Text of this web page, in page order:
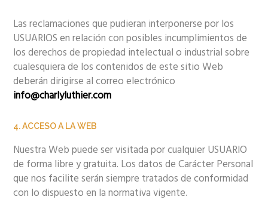
Las reclamaciones que pudieran interponerse por los
USUARIOS en relación con posibles incumplimientos de
los derechos de propiedad intelectual o industrial sobre
cualesquiera de los contenidos de este sitio Web
deberán dirigirse al correo electrónico
info@charlyluthier.com
4. ACCESO A LA WEB
Nuestra Web puede ser visitada por cualquier USUARIO
de forma libre y gratuita. Los datos de Carácter Personal
que nos facilite serán siempre tratados de conformidad
con lo dispuesto en la normativa vigente.